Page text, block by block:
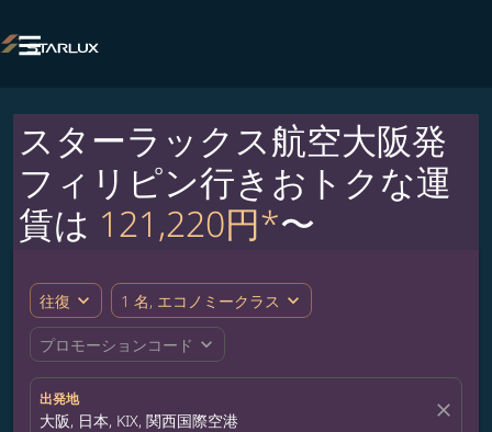

スターラックス航空大阪発
フィリピン行きおトクな運
賃は 121,220円*〜
往復 expand_more 1 名, エコノミークラス expand_more
プロモーションコード expand_more
出発地
大阪, 日本, KIX, 関西国際空港 close